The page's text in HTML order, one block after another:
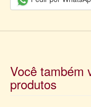
Você também
produtos